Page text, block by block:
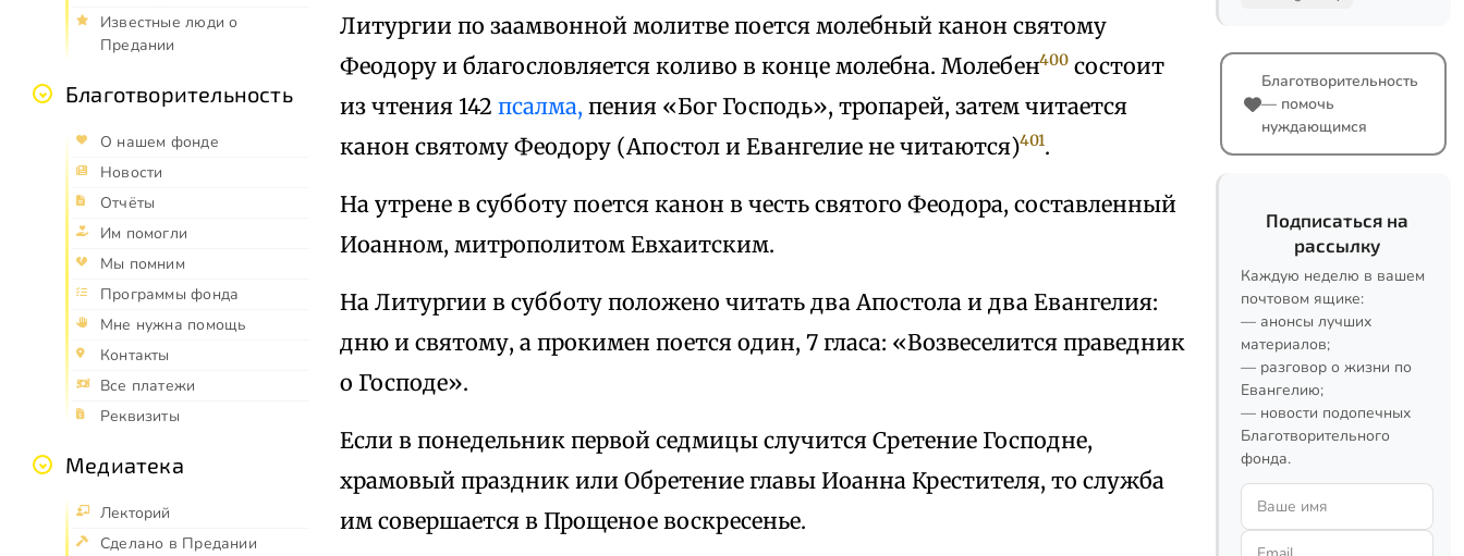
Известные люди о
Предании
Благотворительность
О нашем фонде
Новости
Отчёты
Им помогли
Мы помним
Программы фонда
Мне нужна помощь
Контакты
Все платежи
Реквизиты
Медиатека
Лекторий
Сделано в Предании
Литургии по заамвонной молитве поется молебный канон святому
Феодору и благословляется коливо в конце молебна. Молебен400состоит
из чтения 142 псалма, пения «Бог Господь», тропарей, затем читается
канон святому Феодору (Апостол и Евангелие не читаются)401.
На утрене в субботу поется канон в честь святого Феодора, составленный
Иоанном, митрополитом Евхаитским.
На Литургии в субботу положено читать два Апостола и два Евангелия:
дню и святому, а прокимен поется один, 7 гласа: «Возвеселится праведник
о Господе».
Если в понедельник первой седмицы случится Сретение Господне,
храмовый праздник или Обретение главы Иоанна Крестителя, то служба
им совершается в Прощеное воскресенье.
Благотворительность
— помочь
нуждающимся
Подписаться на
рассылку
Каждую неделю в вашем
почтовом ящике:
— анонсы лучших
материалов;
— разговор о жизни по
Евангелию;
— новости подопечных
Благотворительного
фонда.